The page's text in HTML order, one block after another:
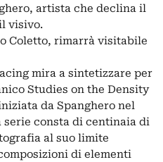
artista che declina il
visivo.
Coletto, rimarrà visitabile
mira a sintetizzare per
Studies on the Density
da Spanghero nel
serie consta di centinaia di
al suo limite
di elementi